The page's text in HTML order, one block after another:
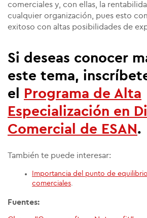
comerciales y, con ellas, la
cualquier organización, pues esto
exitoso con altas posibilidades de
Si deseas conocer
este tema,
el
Programa de Alta
Especialización en
Comercial de ESAN .
También te puede interesar:
Importancia del punto de
comerciales.
Fuentes: